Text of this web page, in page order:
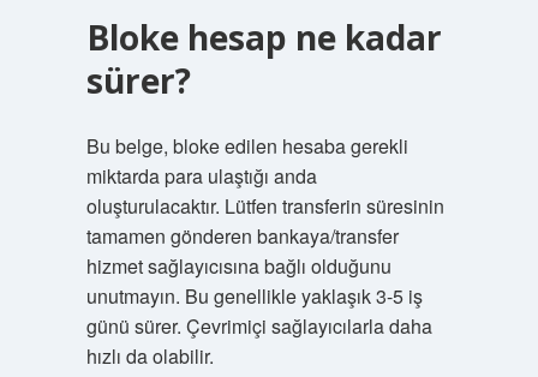
Bloke hesap ne kadar
sürer?
Bu belge, bloke edilen hesaba gerekli
miktarda para ulaştığı anda
oluşturulacaktır. Lütfen transferin süresinin
tamamen gönderen bankaya/transfer
hizmet sağlayıcısına bağlı olduğunu
unutmayın. Bu genellikle yaklaşık 3-5 iş
günü sürer. Çevrimiçi sağlayıcılarla daha
hızlı da olabilir.